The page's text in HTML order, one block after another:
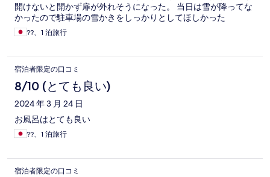
開けないと開かず扉が外れそうになった。 当日は雪が降ってな
かったので駐車場の雪かきをしっかりとしてほしかった
??、1 泊旅行
宿泊者限定の口コミ
8/10 (とても良い)
2024 年 3 月 24 日
お風呂はとても良い
??、1 泊旅行
宿泊者限定の口コミ